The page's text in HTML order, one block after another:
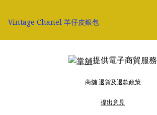
Vintage Chanel 羊仔皮銀包
提供電子商貿服務
商舖退貨及退款政策
提出意見